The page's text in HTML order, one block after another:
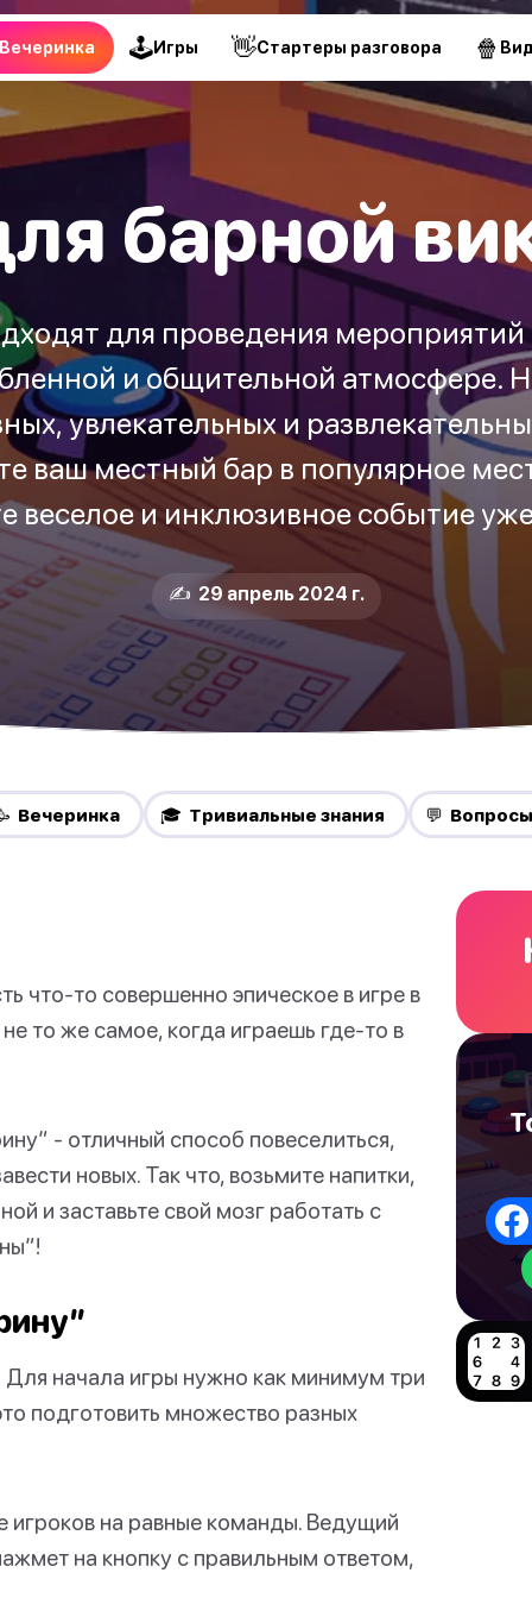
Вечеринка 🕹Игры 👋Стартеры разговора 🍿
барной
для проведения
и общительной атмосфере.
увлекательных и
ваш местный бар в популярное
веселое и инклюзивное событие
✍️ 29 апрель 2024 г.
Вечеринка 🎓 Тривиальные знания 💬 Вопросы
что-то совершенно эпическое в игре в
то же самое, когда играешь где-то в
- отличный способ повеселиться,
новых. Так что, возьмите напитки,
и заставьте свой мозг работать с
Для начала игры нужно как минимум три
подготовить множество разных
игроков на равные команды. Ведущий
на кнопку с правильным ответом,